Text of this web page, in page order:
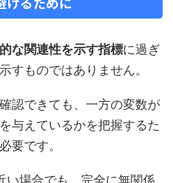
な関連性を示す指標に過ぎ
すものではありません。
認できても、一方の変数が
与えているかを把握するた
要です。
い場合でも、完全に無関係